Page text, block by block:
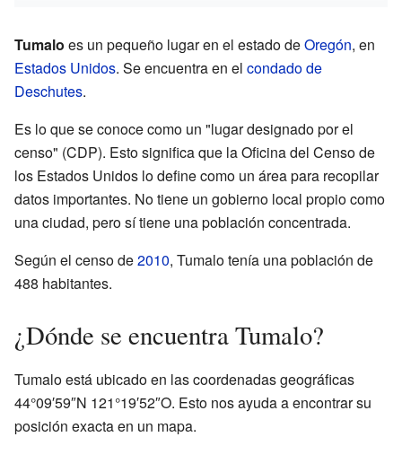
Tumalo es un pequeño lugar en el estado deOregón, en
Estados Unidos. Se encuentra en el condado de
Deschutes.
Es lo que se conoce como un "lugar designado por el
censo" (CDP). Esto significa que la Oficina del Censo de
los Estados Unidos lo define como un área para recopilar
datos importantes. No tiene un gobierno local propio como
una ciudad, pero sí tiene una población concentrada.
Según el censo de2010, Tumalo tenía una población de
488 habitantes.
¿Dónde se encuentra Tumalo?
Tumalo está ubicado en las coordenadas geográficas
44°09′59″N 121°19′52″O. Esto nos ayuda a encontrar su
posición exacta en un mapa.